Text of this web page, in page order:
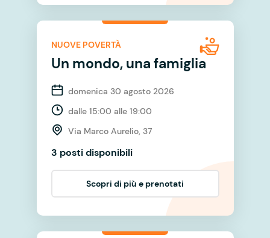
NUOVE POVERTÀ
Un mondo, una famiglia
domenica 30 agosto 2026
dalle 15:00 alle 19:00
Via Marco Aurelio, 37
3 posti disponibili
Scopri di più e prenotati